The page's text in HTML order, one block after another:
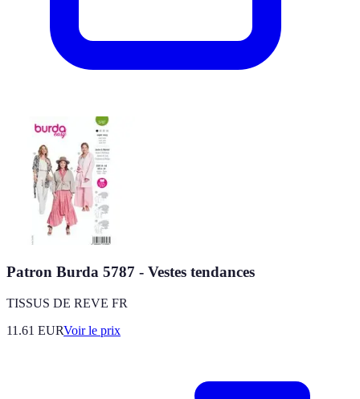
Patron Burda 5787 - Vestes tendances
TISSUS DE REVE FR
11.61 EURVoir le prix